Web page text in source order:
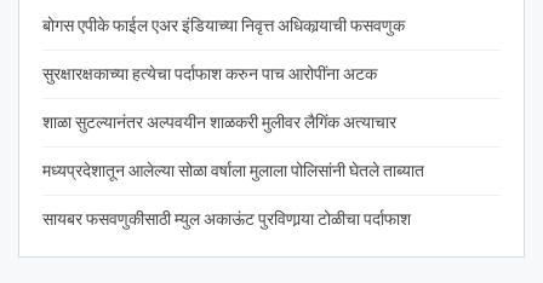
बोगस एपीके फाईल एअर इंडियाच्या निवृत्त अधिकार्‍याची फसवणुक
सुरक्षारक्षकाच्या हत्येचा पर्दाफाश करुन पाच आरोपींना अटक
शाळा सुटल्यानंतर अल्पवयीन शाळकरी मुलीवर लैगिंक अत्याचार
मध्यप्रदेशातून आलेल्या सोळा वर्षाला मुलाला पोलिसांनी घेतले ताब्यात
सायबर फसवणुकीसाठी म्युल अकाऊंट पुरविणार्‍या टोळीचा पर्दाफाश